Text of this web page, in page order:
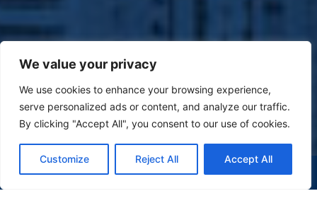
We value your privacy
We use cookies to enhance your browsing experience,
serve personalized ads or content, and analyze our traffic.
By clicking "Accept All", you consent to our use of cookies.
Customize Reject All Accept All
(47) 9 9977-7630